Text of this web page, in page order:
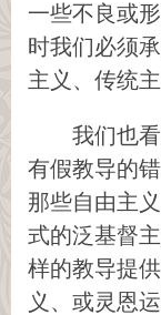
一些不良或
时我们必须
主义、传统
我们也
有假教导的
那些自由主
式的泛基督
样的教导提
义、或灵恩